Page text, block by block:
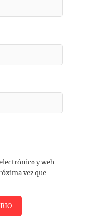
y web
vez que